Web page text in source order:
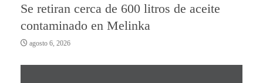
Se retiran cerca de 600 litros de aceite
contaminado en Melinka
agosto 6, 2026